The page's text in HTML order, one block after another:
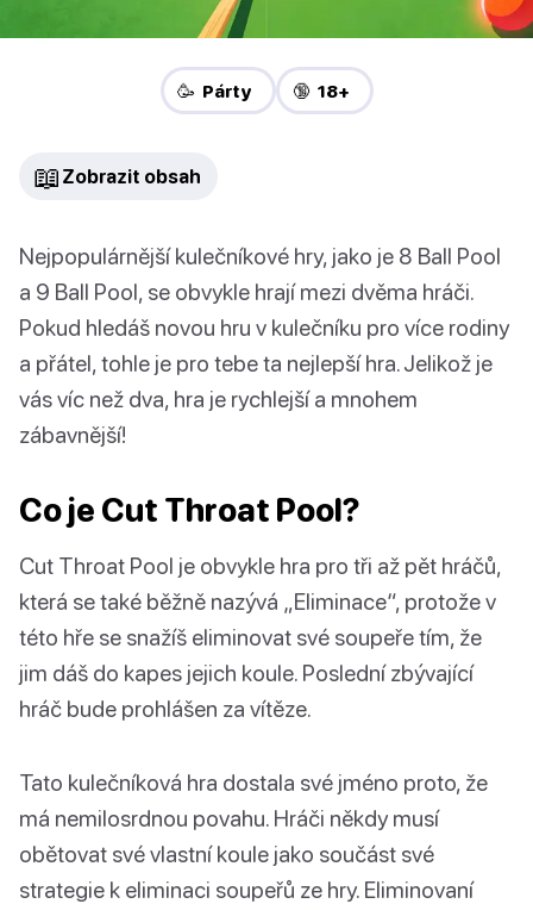
🥳 Párty 🔞 18+
📖 Zobrazit obsah
Nejpopulárnější kulečníkové hry, jako je 8 Ball Pool
a 9 Ball Pool, se obvykle hrají mezi dvěma hráči.
Pokud hledáš novou hru v kulečníku pro více rodiny
a přátel, tohle je pro tebe ta nejlepší hra. Jelikož je
vás víc než dva, hra je rychlejší a mnohem
zábavnější!
Co je Cut Throat Pool?
Cut Throat Pool je obvykle hra pro tři až pět hráčů,
která se také běžně nazývá „Eliminace“, protože v
této hře se snažíš eliminovat své soupeře tím, že
jim dáš do kapes jejich koule. Poslední zbývající
hráč bude prohlášen za vítěze.
Tato kulečníková hra dostala své jméno proto, že
má nemilosrdnou povahu. Hráči někdy musí
obětovat své vlastní koule jako součást své
strategie k eliminaci soupeřů ze hry. Eliminovaní